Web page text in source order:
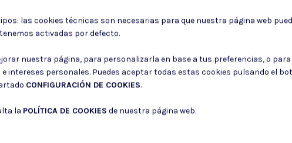
Consiento el uso de mis datos para los fines indicados en la
las cookies técnicas son necesarias para que nuestra página web
activadas por defecto.
nuestra página, para personalizarla en base a tus preferencias, o
intereses personales. Puedes aceptar todas estas cookies pulsando el
CONFIGURACIÓN DE COOKIES.
la POLÍTICA DE COOKIES de nuestra página web.